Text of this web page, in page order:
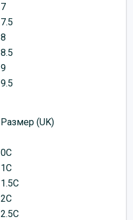
7
7.5
8
8.5
9
9.5
Размер (UK)
0C
1C
1.5C
2C
2.5C